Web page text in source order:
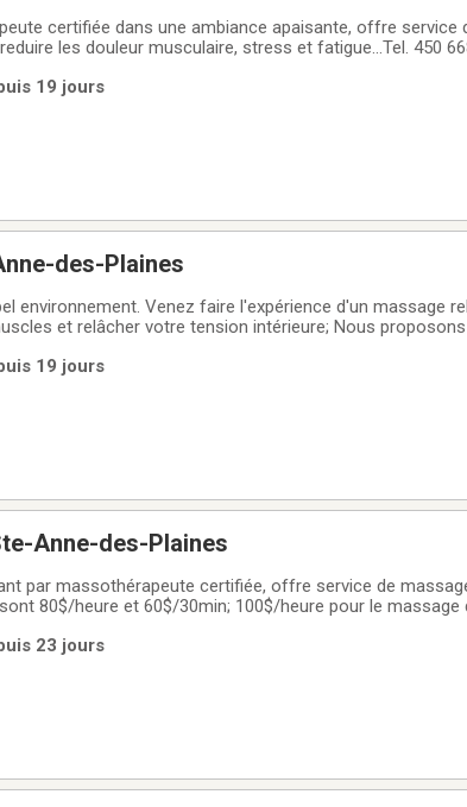
certifiée dans une ambiance apaisante, offre service
les douleur musculaire, stress et fatigue...Tel. 450
19 jours
des-Plaines
environnement. Venez faire l'expérience d'un massage
et relâcher votre tension intérieure; Nous
des tissus
19 jours
Anne-des-Plaines
par massothérapeute certifiée, offre service de
80$/heure et 60$/30min; 100$/heure pour le massage
23 jours